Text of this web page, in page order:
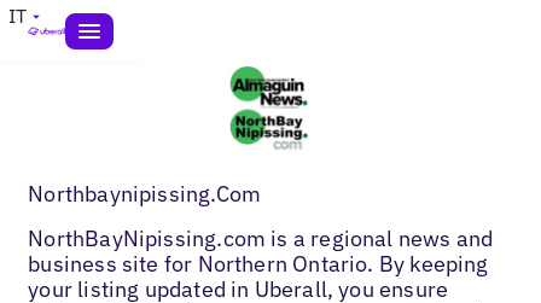
IT
Northbaynipissing.Com
NorthBayNipissing.com is a regional news and
business site for Northern Ontario. By keeping
your listing updated in Uberall, you ensure